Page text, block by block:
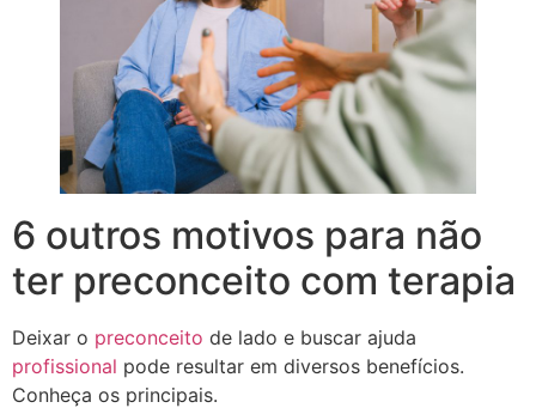
6 outros motivos para não
ter preconceito com terapia
Deixar o preconceito de lado e buscar ajuda
profissional pode resultar em diversos benefícios.
Conheça os principais.